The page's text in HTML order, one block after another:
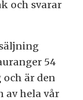
och svarar
54
är den
av hela vår